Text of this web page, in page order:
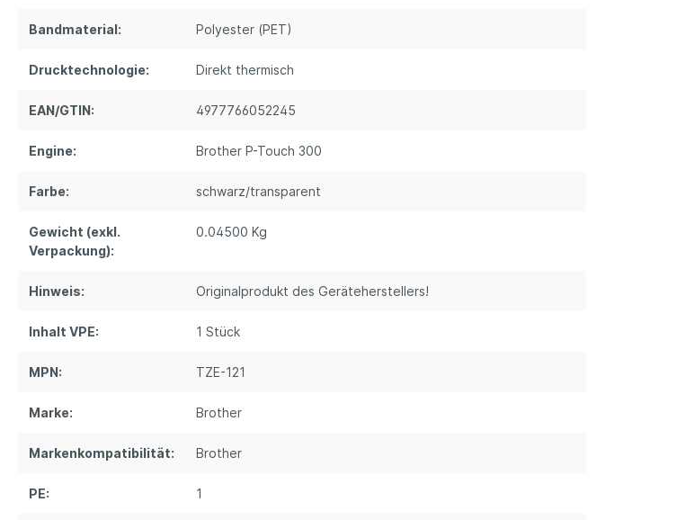
Bandmaterial: Polyester (PET)
Drucktechnologie: Direkt thermisch
EAN/GTIN: 4977766052245
Engine: Brother P-Touch 300
Farbe: schwarz/transparent
Gewicht (exkl.
Verpackung):
0.04500 Kg
Hinweis: Originalprodukt des Geräteherstellers!
Inhalt VPE: 1 Stück
MPN: TZE-121
Marke: Brother
Markenkompatibilität: Brother
PE: 1